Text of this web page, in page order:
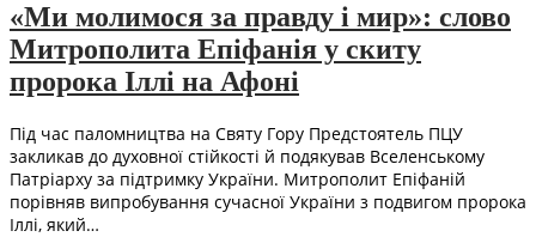
«Ми молимося за правду і мир»: слово
Митрополита Епіфанія у скиту
пророка Іллі на Афоні
Під час паломництва на Святу Гору Предстоятель ПЦУ
закликав до духовної стійкості й подякував Вселенському
Патріарху за підтримку України. Митрополит Епіфаній
порівняв випробування сучасної України з подвигом пророка
Іллі, який…